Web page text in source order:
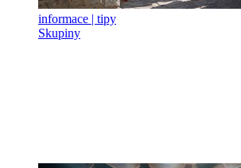
informace | tipy
Skupiny